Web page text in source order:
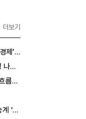
더보기
다”
다
다"
음’